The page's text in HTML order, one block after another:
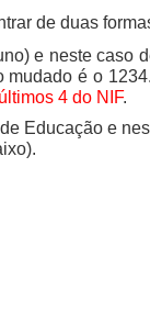
de duas
e neste caso
mudado é o 1234.
4 do NIF.
Educação e